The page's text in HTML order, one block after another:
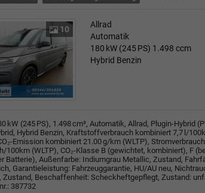
10
Allrad
Automatik
180 kW (245 PS) 1.498 ccm
Hybrid Benzin
kW (245 PS), 1.498 cm³, Automatik, Allrad, Plugin-Hybrid
Hybrid Benzin, Kraftstoffverbrauch kombiniert 7,7 l/
Emission kombiniert 21.00 g/km (WLTP), Stromverbrauch
100km (WLTP), CO₂-Klasse B (gewichtet, kombiniert), F
Batterie), Außenfarbe: Indiumgrau Metallic, Zustand,
Garantieleistung: Fahrzeuggarantie, HU/AU neu,
Zustand, Beschaffenheit: Scheckheftgepflegt, Zustand:
387732